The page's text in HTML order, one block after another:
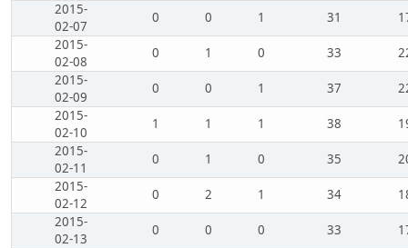
2015-
02-07
0 0 1 31
2015-
02-08
0 1 0 33
2015-
02-09
0 0 1 37
2015-
02-10
1 1 1 38
2015-
02-11
0 1 0 35
2015-
02-12
0 2 1 34
2015-
02-13
0 0 0 33